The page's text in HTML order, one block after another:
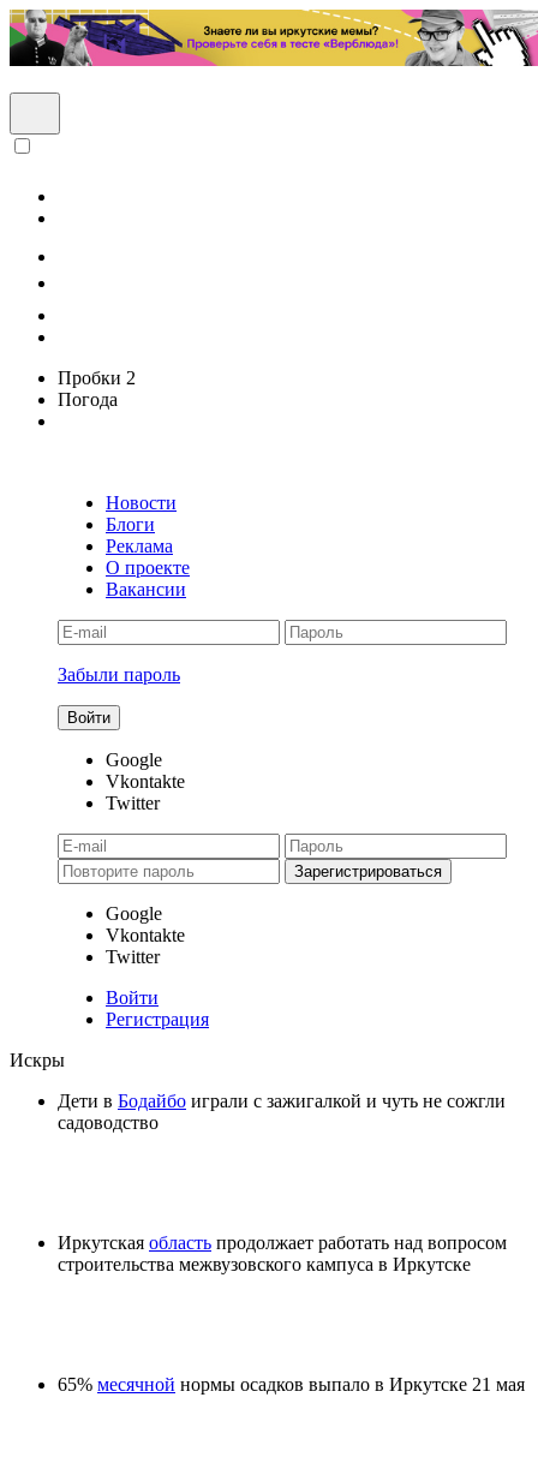
Пробки 2
Погода
Новости
Блоги
Реклама
О проекте
Вакансии
Забыли пароль
Google
Vkontakte
Twitter
Google
Vkontakte
Twitter
Войти
Регистрация
Искры
Дети в Бодайбо играли с зажигалкой и чуть не сожгли
садоводство
Иркутская область продолжает работать над вопросом
строительства межвузовского кампуса в Иркутске
65% месячной нормы осадков выпало в Иркутске 21 мая